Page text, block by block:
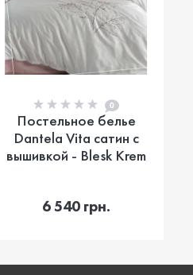
0
Постельное белье
Dantela Vita сатин с
вышивкой - Blesk Krem
6 540 грн.
В корзину